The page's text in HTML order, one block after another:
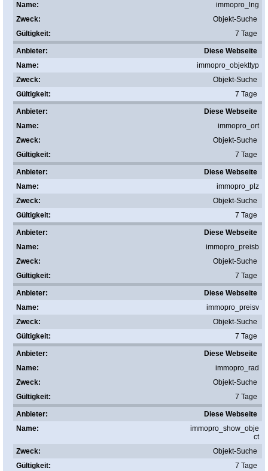
immopro_lng
Objekt-Suche
7 Tage
Diese Webseite
immopro_objekttyp
Objekt-Suche
7 Tage
Diese Webseite
immopro_ort
Objekt-Suche
7 Tage
Diese Webseite
immopro_plz
Objekt-Suche
7 Tage
Diese Webseite
immopro_preisb
Objekt-Suche
7 Tage
Diese Webseite
immopro_preisv
Objekt-Suche
7 Tage
Diese Webseite
immopro_rad
Objekt-Suche
7 Tage
Diese Webseite
immopro_show_obje
ct
Objekt-Suche
7 Tage